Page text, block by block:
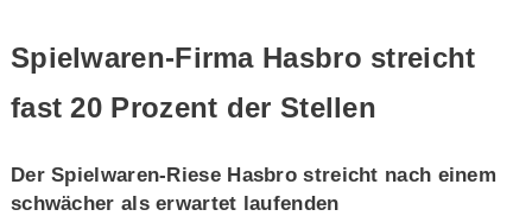
Spielwaren-Firma Hasbro streicht
fast 20 Prozent der Stellen
Der Spielwaren-Riese Hasbro streicht nach einem
schwächer als erwartet laufenden